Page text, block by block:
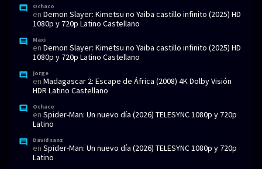
Ochaco
en Demon Slayer: Kimetsu no Yaiba castillo infinito (2025) HD
1080p y 720p Latino Castellano
Maxi
en Demon Slayer: Kimetsu no Yaiba castillo infinito (2025) HD
1080p y 720p Latino Castellano
jorge
en Madagascar 2: Escape de África (2008) 4K Dolby Visión
HDR Latino Castellano
Ochaco
en Spider-Man: Un nuevo día (2026) TELESYNC 1080p y 720p
Latino
David sanz
en Spider-Man: Un nuevo día (2026) TELESYNC 1080p y 720p
Latino